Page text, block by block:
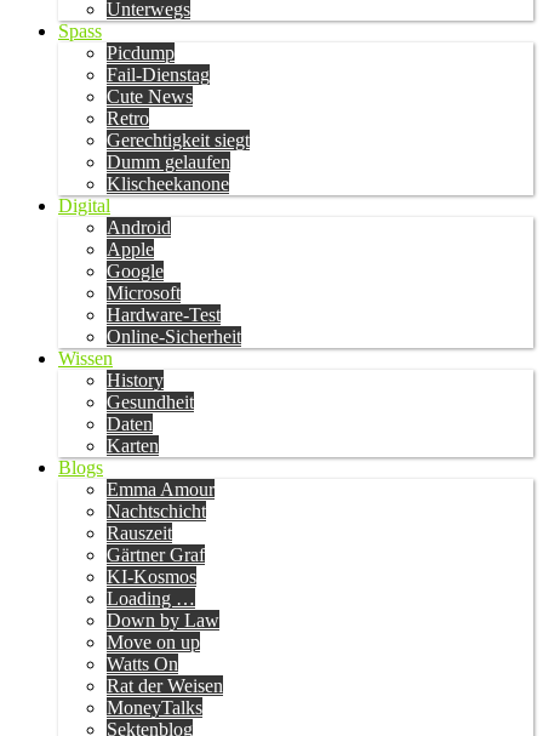
Unterwegs
Spass
Picdump
Fail-Dienstag
Cute News
Retro
Gerechtigkeit siegt
Dumm gelaufen
Klischeekanone
Digital
Android
Apple
Google
Microsoft
Hardware-Test
Online-Sicherheit
Wissen
History
Gesundheit
Daten
Karten
Blogs
Emma Amour
Nachtschicht
Rauszeit
Gärtner Graf
KI-Kosmos
Loading …
Down by Law
Move on up
Watts On
Rat der Weisen
MoneyTalks
Sektenblog